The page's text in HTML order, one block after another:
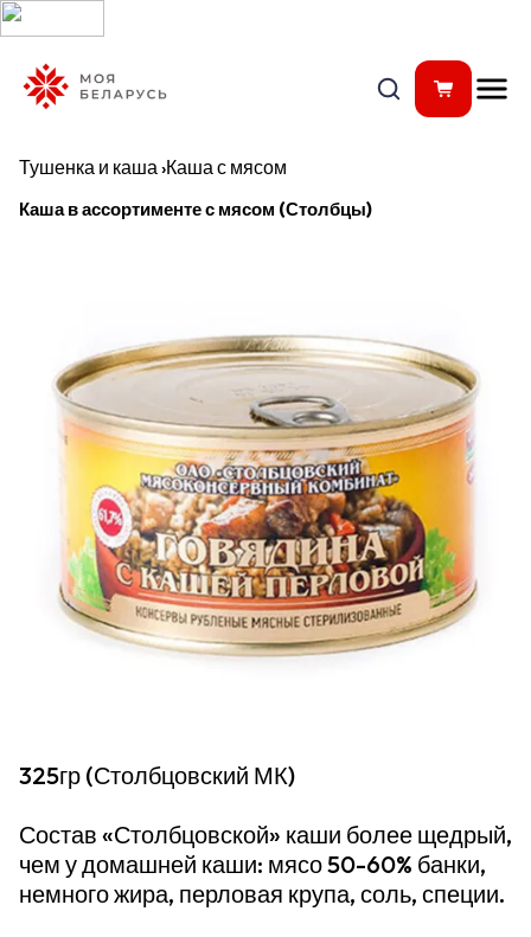
Тушенка и каша›Каша с мясом
Каша в ассортименте с мясом (Столбцы)
325гр (Столбцовский МК)
Состав «Столбцовской» каши более щедрый,
чем у домашней каши: мясо 50-60% банки,
немного жира, перловая крупа, соль, специи.